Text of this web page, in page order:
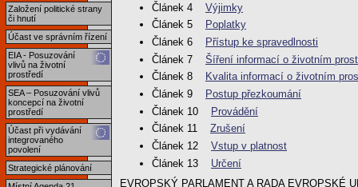
Založení politické strany
či hnutí
Účast ve správním řízení
EIA - Posuzování
vlivů na životní
prostředí
SEA – Posuzování vlivů
koncepcí na životní
prostředí
Účast při vydávání
integrovaného
povolení
Strategické plánování
Článek 4 Výjimky
Článek 5
Poplatky
Článek 6
Přístup ke spravedlnosti
Článek 7 Šíření informací o životním
Článek 8
Kvalita informací o životním
Článek 9
Postup přezkoumání
Článek 10 Provádění
Článek 11 Zrušení
Článek 12 Vstup v platnost
Článek 13 Určení
EVROPSKÝ PARLAMENT A RADA EVROPSKÉ